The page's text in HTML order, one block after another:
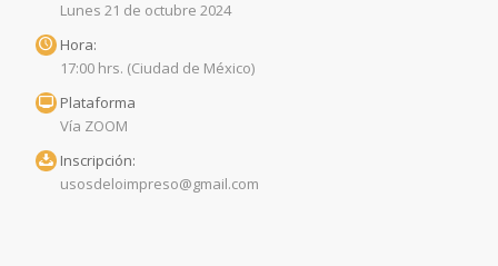
Lunes 21 de octubre 2024
Hora:
17:00 hrs. (Ciudad de México)
Plataforma
Vía ZOOM
Inscripción:
usosdeloimpreso@gmail.com